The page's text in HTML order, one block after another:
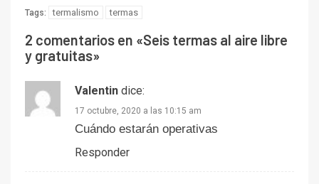
Tags: termalismo termas
2 comentarios en «Seis termas al aire libre
y gratuitas»
Valentin dice:
17 octubre, 2020 a las 10:15 am
Cuándo estarán operativas
Responder